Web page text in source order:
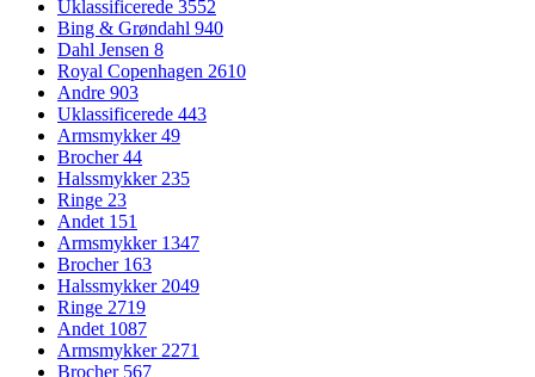
Uklassificerede 3552
Bing & Grøndahl 940
Dahl Jensen 8
Royal Copenhagen 2610
Andre 903
Uklassificerede 443
Armsmykker49
Brocher44
Halssmykker235
Ringe 23
Andet 151
Armsmykker 1347
Brocher 163
Halssmykker2049
Ringe 2719
Andet 1087
Armsmykker2271
Brocher 567